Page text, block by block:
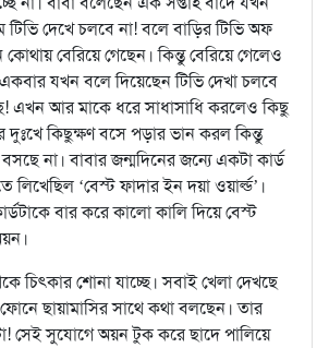
দেখে চলবে না! বলে বাড়ির টিভি অফ
কোথায় বেরিয়ে গেছেন। কিন্তু বেরিয়ে গেলেও
যখন বলে দিয়েছেন টিভি দেখা চলবে
এখন আর মাকে ধরে সাধাসাধি করলেও কিছু
দুঃখে কিছুক্ষণ বসে পড়ার ভান করল কিন্তু
না। বাবার জন্মদিনের জন্যে একটা কার্ড
লিখেছিল ‘বেস্ট ফাদার ইন দয়া ওয়ার্ল্ড’।
বার করে কালো কালি দিয়ে বেস্ট
চিৎকার শোনা যাচ্ছে। সবাই খেলা দেখছে
ছায়ামাসির সাথে কথা বলছেন। তার
সেই সুযোগে অয়ন টুক করে ছাদে পালিয়ে